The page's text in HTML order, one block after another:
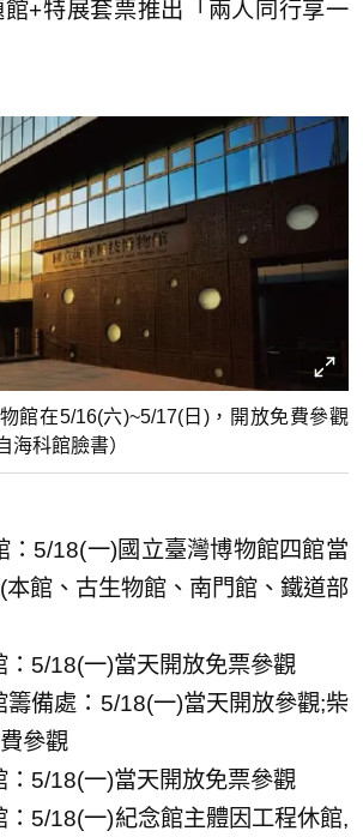
+特展套票推出「兩人同行享一
館在5/16(六)~5/17(日)，開放免費參觀
海科館臉書）
：5/18(一)國立臺灣博物館四館當
館、古生物館、南門館、鐵道部
：5/18(一)當天開放免票參觀
籌備處：5/18(一)當天開放參觀;柴
參觀
：5/18(一)當天開放免票參觀
：5/18(一)紀念館主體因工程休館,